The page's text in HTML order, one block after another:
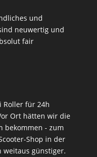
und
neuwertig und
fair
Roller für 24h
Ort hätten wir die
bekommen - zum
Shop in der
weitaus günstiger.